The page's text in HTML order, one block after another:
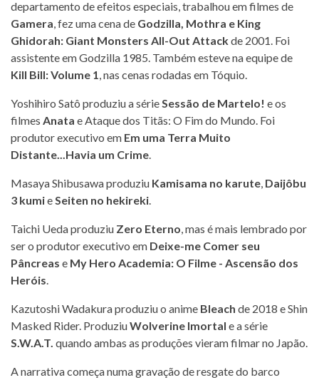
departamento de efeitos especiais, trabalhou em filmes de
Gamera , fez uma cena de Godzilla, Mothra e King
Ghidorah: Giant Monsters All-Out Attackde 2001. Foi
assistente em Godzilla 1985. Também esteve na equipe de
Kill Bill: Volume 1 , nas cenas rodadas em Tóquio.
Yoshihiro Satô produziu a série Sessão de Martelo! e os
filmes Anata e Ataque dos Titãs: O Fim do Mundo. Foi
produtor executivo em Em uma Terra Muito
Distante...Havia um Crime
Masaya Shibusawa produziu Kamisama no karute Daijôbu
3 kumie Seiten no hekireki
Taichi Ueda produziu Zero Eterno , mas é mais lembrado por
ser o produtor executivo em Deixe-me Comer seu
Pâncreas e My Hero Academia: O Filme - Ascensão dos
Heróis
Kazutoshi Wadakura produziu o anime Bleach de 2018 e Shin
Masked Rider. ProduziuWolverine Imortal e a série
S.W.A.T. quando ambas as produções vieram filmar no Japão.
A narrativa começa numa gravação de resgate do barco